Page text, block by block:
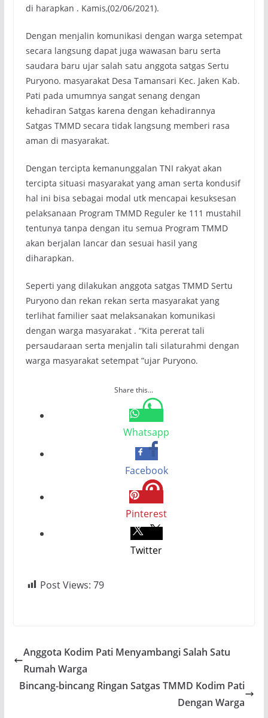
di harapkan . Kamis,(02/06/2021).
Dengan menjalin komunikasi dengan warga setempat
secara langsung dapat juga wawasan baru serta
saudara baru ujar salah satu anggota satgas Sertu
Puryono. masyarakat Desa Tamansari Kec. Jaken Kab.
Pati pada umumnya sangat senang dengan
kehadiran Satgas karena dengan kehadirannya
Satgas TMMD secara tidak langsung memberi rasa
aman di masyarakat.
Dengan tercipta kemanunggalan TNI rakyat akan
tercipta situasi masyarakat yang aman serta kondusif
hal ini bisa sebagai modal utk mencapai kesuksesan
pelaksanaan Program TMMD Reguler ke 111 mustahil
tentunya tanpa dengan itu semua Program TMMD
akan berjalan lancar dan sesuai hasil yang
diharapkan.
Seperti yang dilakukan anggota satgas TMMD Sertu
Puryono dan rekan rekan serta masyarakat yang
terlihat familier saat melaksanakan komunikasi
dengan warga masyarakat . “Kita pererat tali
persaudaraan serta menjalin tali silaturahmi dengan
warga masyarakat setempat ”ujar Puryono.
Share this...
Whatsapp
Facebook
Pinterest
Twitter
Post Views: 79
Anggota Kodim Pati Menyambangi Salah Satu
Rumah Warga
Bincang-bincang Ringan Satgas TMMD Kodim Pati
Dengan Warga